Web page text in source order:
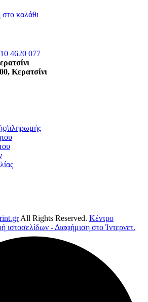
καλάθι
4620 077
Κερατσίνι
πληρωμής
All Rights Reserved. Κέντρο
ιστοσελίδων - Διαφήμιση στο Ίντερνετ.